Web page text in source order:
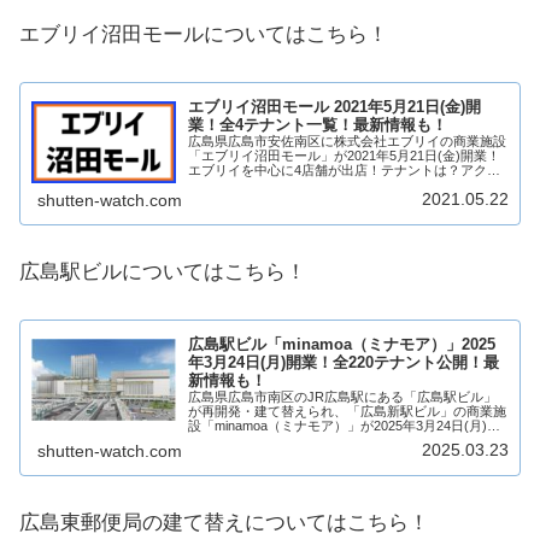
エブリイ沼田モールについてはこちら！
エブリイ沼田モール 2021年5月21日(金)開
業！全4テナント一覧！最新情報も！
広島県広島市安佐南区に株式会社エブリイの商業施設
「エブリイ沼田モール」が2021年5月21日(金)開業！
エブリイを中心に4店舗が出店！テナントは？アクセ
【2020年10月5日 公開】【2021年4月...
shutten-watch.com 2021.05.22
広島駅ビルについてはこちら！
広島駅ビル「minamoa（ミナモア）」2025
年3月24日(月)開業！全220テナント公開！最
新情報も！
広島県広島市南区のJR広島駅にある「広島駅ビル」
が再開発・建て替えられ、「広島新駅ビル」の商業施
設「minamoa（ミナモア）」が2025年3月24日(月)開
業！広島駅ビルにはホテル「ホテルグランヴィア広島
shutten-watch.com 2025.03.23
広島東郵便局の建て替えについてはこちら！